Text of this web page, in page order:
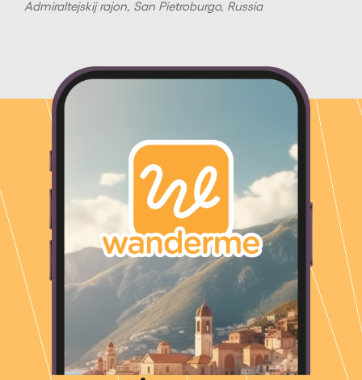
Admiraltejskij rajon, San Pietroburgo, Russia